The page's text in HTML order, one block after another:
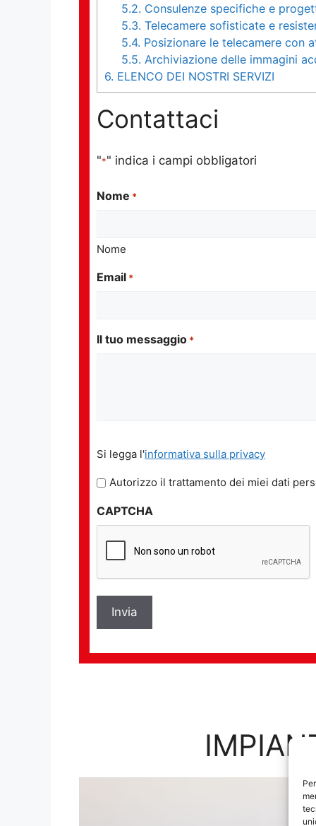
5.2. Consulenze specifiche e
5.3. Telecamere sofisticate e
5.4. Posizionare le telecamere con
5.5. Archiviazione delle immagini
6. ELENCO DEI NOSTRI SERVIZI
Contattaci
"*" indica i campi obbligatori
Nome *
Nome
Email *
Il tuo messaggio *
legga
l'informativa
privacy
Si legga l'informativa sulla privacy
Autorizzo il trattamento dei miei dati
CAPTCHA